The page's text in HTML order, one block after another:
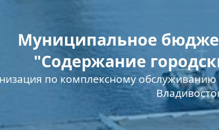
Муниципальное
"Содержание
по комплексному